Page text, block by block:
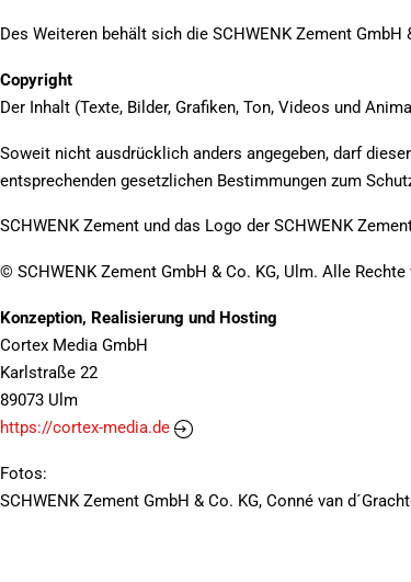
Des Weiteren behält sich die SCHWENK Zement
Copyright
Der Inhalt (Texte, Bilder, Grafiken, Ton, Videos und
Soweit nicht ausdrücklich anders angegeben, darf
entsprechenden gesetzlichen Bestimmungen zum
SCHWENK Zement und das Logo der SCHWENK
© SCHWENK Zement GmbH & Co. KG, Ulm. Alle Rechte
Konzeption, Realisierung und Hosting
Cortex Media GmbH
Karlstraße 22
89073 Ulm
https://cortex-media.de
Fotos:
SCHWENK Zement GmbH & Co. KG, Conné van